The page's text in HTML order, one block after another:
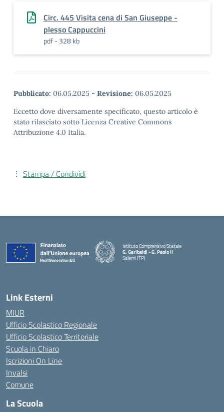
Circ. 445 Visita cena di San Giuseppe -
plesso Cappuccini
pdf - 328 kb
Pubblicato: 06.05.2025 - Revisione: 06.05.2025
Eccetto dove diversamente specificato, questo articolo è
stato rilasciato sotto Licenza Creative Commons
Attribuzione 4.0 Italia.
Stampa / Condividi
Istituto Comprensivo Statale
G. Garibaldi - G. Paolo II
Salemi (TP)
Link Esterni
MIUR
Ufficio Scolastico Regionale
Ufficio Scolastico Territoriale
Scuola in Chiaro
Iscrizioni On Line
Invalsi
Comune
La Scuola